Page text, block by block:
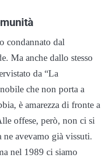
condannato dal
Ma anche dallo stesso
da “La
che non porta a
è amarezza di fronte a
offese, però, non ci si
avevamo già vissuti.
nel 1989 ci siamo